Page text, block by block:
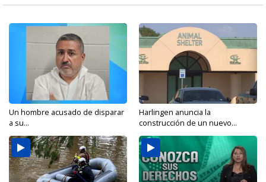
Un hombre acusado de disparar
a su...
Harlingen anuncia la
construcción de un nuevo...